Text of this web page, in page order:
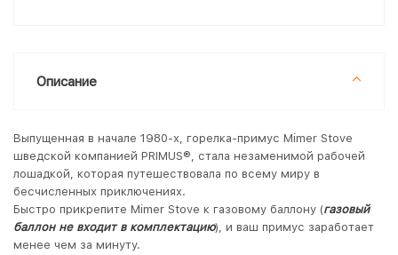
Описание
Выпущенная в начале 1980-х, горелка-примус Mimer Stove
шведской компанией PRIMUS®, стала незаменимой рабочей
лошадкой, которая путешествовала по всему миру в
бесчисленных приключениях.
Быстро прикрепите Mimer Stove к газовому баллону (газовый
баллон не входит в комплектацию), и ваш примус заработает
менее чем за минуту.